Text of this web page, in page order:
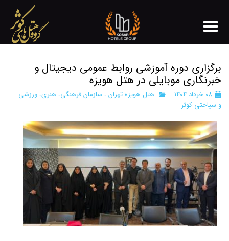
برگزاری دوره آموزشی روابط عمومی دیجیتال و
خبرنگاری موبایلی در هتل هویزه
۰۸ خرداد ۱۴۰۴ هتل هویزه تهران ، سازمان فرهنگی، هنری، ورزشی
و سیاحتی کوثر